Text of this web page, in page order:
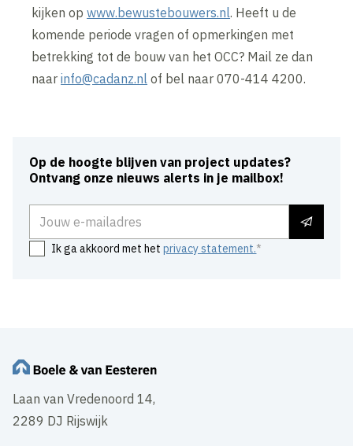
kijken opwww.bewustebouwers.nl. Heeft u de
komende periode vragen of opmerkingen met
betrekking tot de bouw van het OCC? Mail ze dan
naarinfo@cadanz.nl of bel naar 070-414 4200.
Op de hoogte blijven van project updates?
Ontvang onze nieuws alerts in je mailbox!
Ik ga akkoord met hetprivacy statement.
Laan van Vredenoord 14,
2289 DJ Rijswijk